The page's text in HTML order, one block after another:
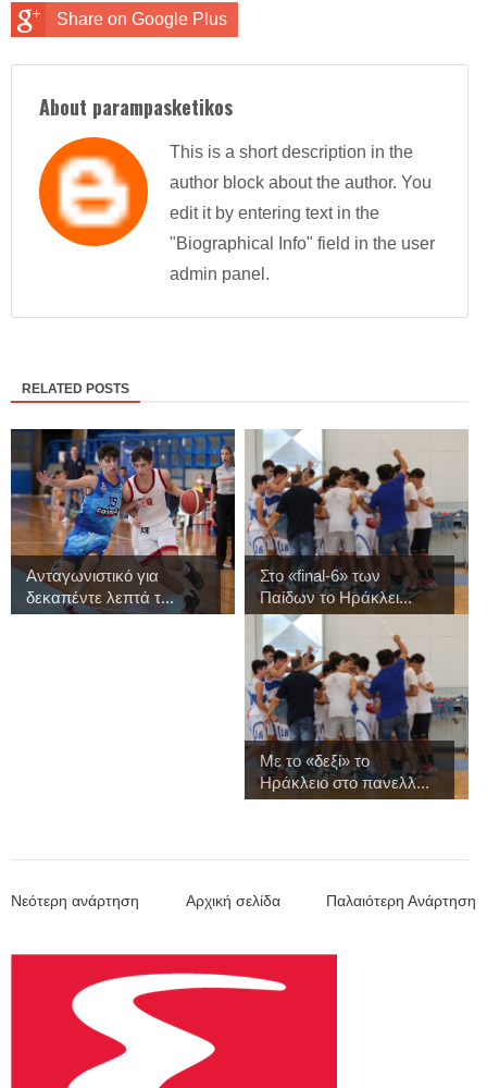
Share on Google Plus
About parampasketikos
This is a short description in the
author block about the author. You
edit it by entering text in the
"Biographical Info" field in the user
admin panel.
RELATED POSTS
Ανταγωνιστικό για
δεκαπέντε λεπτά τ...
Στo «final-6» των
Παίδων το Ηράκλει...
Με το «δεξί» το
Ηράκλειο στο πανελλ...
Νεότερη ανάρτηση Παλαιότερη Ανάρτηση
Αρχική σελίδα